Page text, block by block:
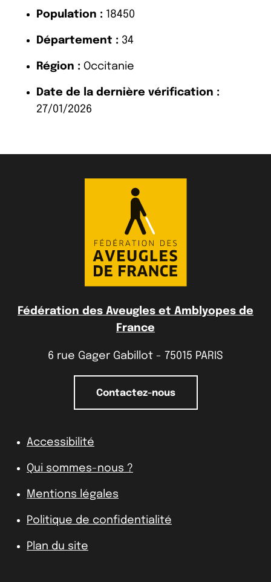
Population : 18450
Département : 34
Région : Occitanie
Date de la dernière vérification :
27/01/2026
Fédération des Aveugles et Amblyopes de
France
6 rue Gager Gabillot - 75015 PARIS
Contactez-nous
Accessibilité
Qui sommes-nous ?
Mentions légales
Politique de confidentialité
Plan du site